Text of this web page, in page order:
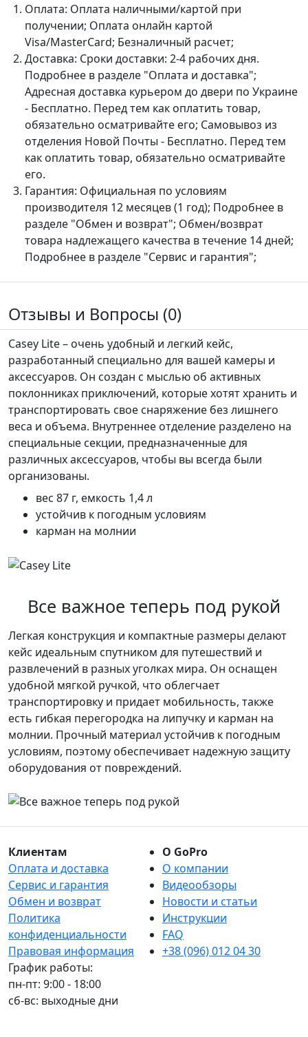
Оплата: Оплата наличными/картой при
получении; Оплата онлайн картой
Visa/MasterCard; Безналичный расчет;
Доставка: Сроки доставки: 2-4 рабочих дня.
Подробнее в разделе "Оплата и доставка";
Адресная доставка курьером до двери по Украине
- Бесплатно. Перед тем как оплатить товар,
обязательно осматривайте его; Самовывоз из
отделения Новой Почты - Бесплатно. Перед тем
как оплатить товар, обязательно осматривайте
его.
Гарантия: Официальная по условиям
производителя 12 месяцев (1 год); Подробнее в
разделе "Обмен и возврат"; Обмен/возврат
товара надлежащего качества в течение 14 дней;
Подробнее в разделе "Сервис и гарантия";
Отзывы и Вопросы (0)
Casey Lite – очень удобный и легкий кейс,
разработанный специально для вашей камеры и
аксессуаров. Он создан с мыслью об активных
поклонниках приключений, которые хотят хранить и
транспортировать свое снаряжение без лишнего
веса и объема. Внутреннее отделение разделено на
специальные секции, предназначенные для
различных аксессуаров, чтобы вы всегда были
организованы.
вес 87 г, емкость 1,4 л
устойчив к погодным условиям
карман на молнии
Все важное теперь под рукой
Легкая конструкция и компактные размеры делают
кейс идеальным спутником для путешествий и
развлечений в разных уголках мира. Он оснащен
удобной мягкой ручкой, что облегчает
транспортировку и придает мобильность, также
есть гибкая перегородка на липучку и карман на
молнии. Прочный материал устойчив к погодным
условиям, поэтому обеспечивает надежную защиту
оборудования от повреждений.
Клиентам
Оплата и доставка
Сервис и гарантия
Обмен и возврат
Политика
конфиденциальности
Правовая информация
График работы:
пн-пт: 9:00 - 18:00
сб-вс: выходные дни
О GoPro
О компании
Видеообзоры
Новости и статьи
Инструкции
FAQ
+38 (096) 012 04 30